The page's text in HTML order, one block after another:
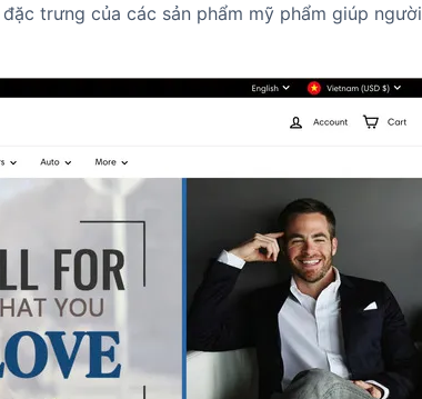
trưng của các sản phẩm mỹ phẩm giúp